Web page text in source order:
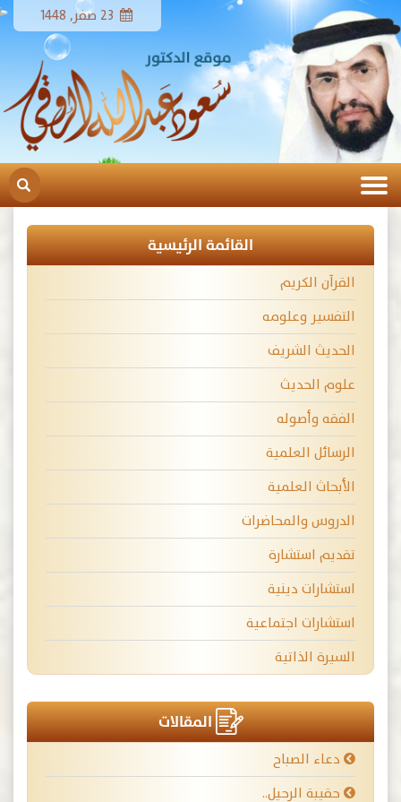
القائمة الرئيسية
القرآن الكريم
التفسير وعلومه
الحديث الشريف
علوم الحديث
الفقه وأصوله
الرسائل العلمية
الأبحاث العلمية
الدروس والمحاضرات
تقديم استشارة
استشارات دينية
استشارات اجتماعية
السيرة الذاتية
المقالات
دعاء الصباح
حقيبة الرحيل..